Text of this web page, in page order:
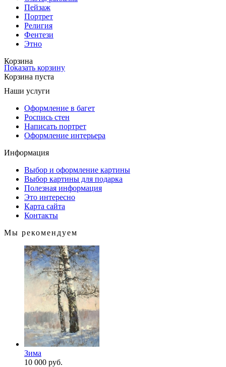
Пейзаж
Портрет
Религия
Фентези
Этно
Корзина
Показать корзину
Корзина пуста
Наши услуги
Оформление в багет
Роспись стен
Написать портрет
Оформление интерьера
Информация
Выбор и оформление картины
Выбор картины для подарка
Полезная информация
Это интересно
Карта сайта
Контакты
Мы рекомендуем
Зима
10 000 руб.